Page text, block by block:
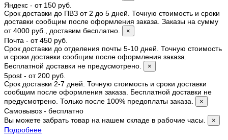
Яндекс - от 150 руб.
Срок доставки до ПВЗ от 2 до 5 дней. Точную стоимость и сроки
доставки сообщим после оформления заказа. Заказы на сумму
от 4000 руб., доставим бесплатно.
×
Почта - от 450 руб.
Срок доставки до отделения почты 5-10 дней. Точную стоимость
и сроки доставки сообщим после оформления заказа.
Бесплатной доставки не предусмотрено.
×
5post - от 200 руб.
Срок доставки 2-7 дней. Точную стоимость и сроки доставки
сообщим после оформления заказа. Бесплатной доставки не
предусмотрено. Только после 100% предоплаты заказа.
×
Самовывоз - бесплатно
Вы можете забрать товар на нашем складе в рабочие часы.
×
Подробнее